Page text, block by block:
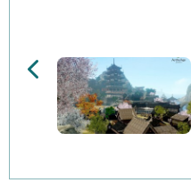
Der er fire store racer,
Nuians, hemmelige Elves,
og bliver altid testet af